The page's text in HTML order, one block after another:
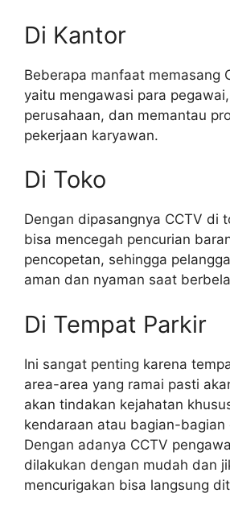
Di Kantor
Beberapa manfaat memasang
yaitu mengawasi para
perusahaan, dan memantau
pekerjaan karyawan.
Di Toko
Dengan dipasangnya CCTV di
bisa mencegah pencurian
pencopetan, sehingga
aman dan nyaman saat
Di Tempat Parkir
Ini sangat penting karena
area-area yang ramai pasti
akan tindakan kejahatan
kendaraan atau bagian-bagian
Dengan adanya CCTV
dilakukan dengan mudah dan
mencurigakan bisa langsung